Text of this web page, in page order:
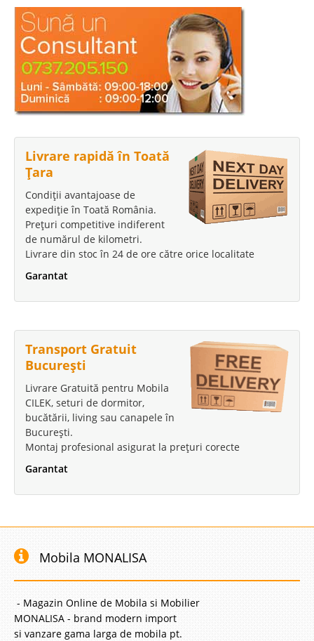
Livrare rapidă în Toată
Țara
Condiții avantajoase de
expediție în Toată România.
Prețuri competitive indiferent
de numărul de kilometri.
Livrare din stoc în 24 de ore către orice localitate
Garantat
Transport Gratuit
București
Livrare Gratuită pentru Mobila
CILEK, seturi de dormitor,
bucătării, living sau canapele în
București.
Montaj profesional asigurat la prețuri corecte
Garantat
Mobila MONALISA
- Magazin Online de Mobila si Mobilier
MONALISA - brand modern import
si vanzare gama larga de mobila pt.